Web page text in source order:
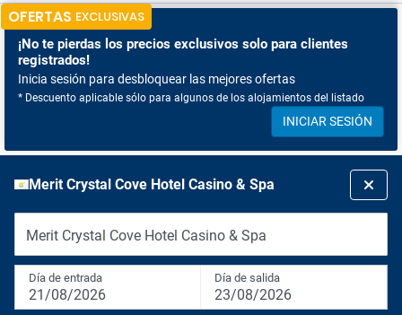
OFERTAS EXCLUSIVAS
¡No te pierdas los precios exclusivos solo para clientes
registrados!
Inicia sesión para desbloquear las mejores ofertas
* Descuento aplicable sólo para algunos de los alojamientos del listado
INICIAR SESIÓN
Merit Crystal Cove Hotel Casino & Spa
Merit Crystal Cove Hotel Casino & Spa
Día de entrada
21/08/2026
Día de salida
23/08/2026